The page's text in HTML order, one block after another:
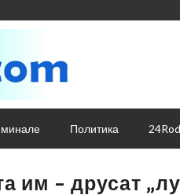
Политика
им – друсат